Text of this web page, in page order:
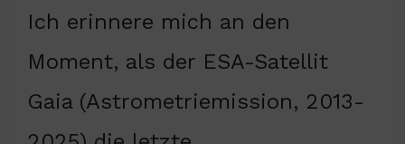
Ich erinnere mich an den
Moment, als der ESA-Satellit
Gaia (Astrometriemission, 2013-